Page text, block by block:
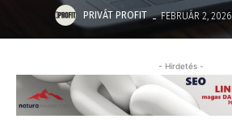
PRIVÁT PROFIT - FEBRUÁR 2, 2026
- Hirdetés -